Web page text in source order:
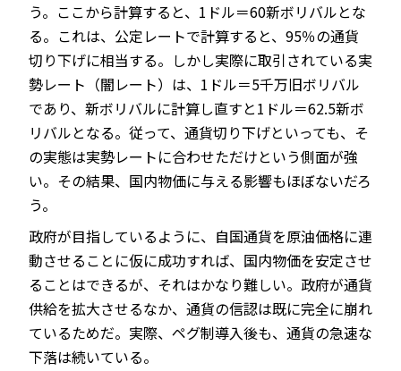
う。ここから計算すると、1ドル＝60新ボリバルとな
る。これは、公定レートで計算すると、95％の通貨
切り下げに相当する。しかし実際に取引されている実
勢レート（闇レート）は、1ドル＝5千万旧ボリバル
であり、新ボリバルに計算し直すと1ドル＝62.5新ボ
リバルとなる。従って、通貨切り下げといっても、そ
の実態は実勢レートに合わせただけという側面が強
い。その結果、国内物価に与える影響もほぼないだろ
う。
政府が目指しているように、自国通貨を原油価格に連
動させることに仮に成功すれば、国内物価を安定させ
ることはできるが、それはかなり難しい。政府が通貨
供給を拡大させるなか、通貨の信認は既に完全に崩れ
ているためだ。実際、ペグ制導入後も、通貨の急速な
下落は続いている。